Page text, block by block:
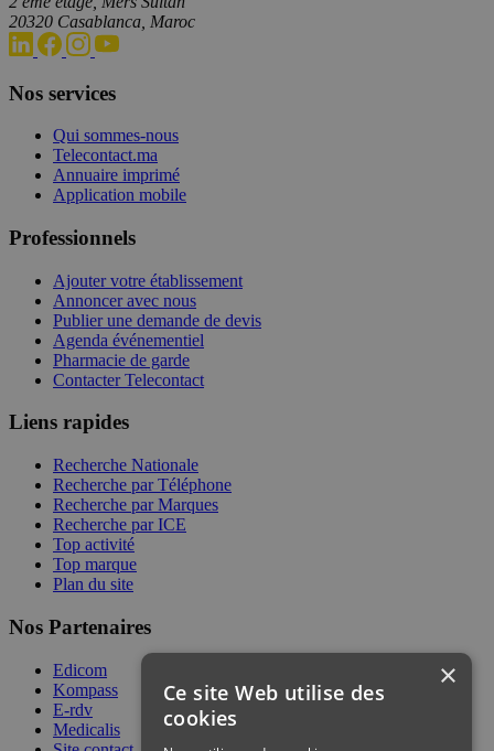
20320 Casablanca, Maroc
Nos services
Qui sommes-nous
Telecontact.ma
Annuaire imprimé
Application mobile
Professionnels
Ajouter votre établissement
Annoncer avec nous
Publier une demande de devis
Agenda événementiel
Pharmacie de garde
Contacter Telecontact
Liens rapides
Recherche Nationale
Recherche par Téléphone
Recherche par Marques
Recherche par ICE
Top activité
Top marque
Plan du site
Nos Partenaires
Edicom
Kompass
E-rdv
Medicalis
×
Ce site Web utilise des
cookies